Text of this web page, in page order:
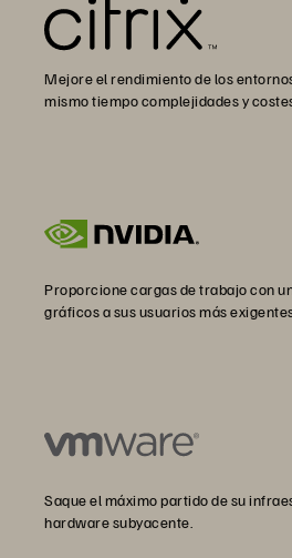
Mejore el rendimiento de los
mismo tiempo complejidades y
Proporcione cargas de trabajo con
gráficos a sus usuarios más
Saque el máximo partido de su
hardware subyacente.